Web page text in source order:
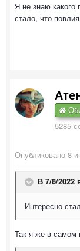
Я не знаю
стало, что
5285
Опубликовано 8
В 7/8/2022
Интересно
Так я же в самом